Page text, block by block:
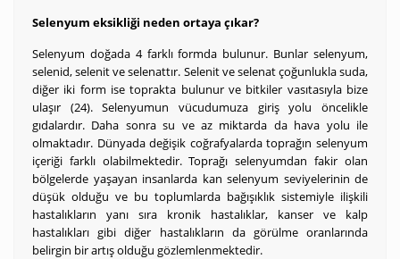
Selenyum eksikliği neden ortaya çıkar?
Selenyum doğada 4 farklı formda bulunur. Bunlar selenyum,
selenid, selenit ve selenattır. Selenit ve selenat çoğunlukla suda,
diğer iki form ise toprakta bulunur ve bitkiler vasıtasıyla bize
ulaşır (24). Selenyumun vücudumuza giriş yolu öncelikle
gıdalardır. Daha sonra su ve az miktarda da hava yolu ile
olmaktadır. Dünyada değişik coğrafyalarda toprağın selenyum
içeriği farklı olabilmektedir. Toprağı selenyumdan fakir olan
bölgelerde yaşayan insanlarda kan selenyum seviyelerinin de
düşük olduğu ve bu toplumlarda bağışıklık sistemiyle ilişkili
hastalıkların yanı sıra kronik hastalıklar, kanser ve kalp
hastalıkları gibi diğer hastalıkların da görülme oranlarında
belirgin bir artış olduğu gözlemlenmektedir.